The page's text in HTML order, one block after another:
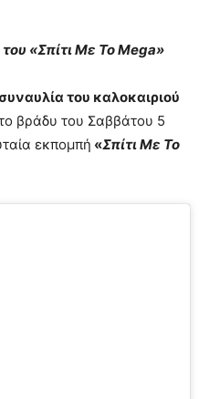
«Σπίτι Με Το Mega»
του καλοκαιριού
βράδυ του Σαββάτου 5
εκπομπή «Σπίτι Με Το